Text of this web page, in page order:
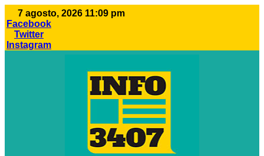
al
contenido
7 agosto, 2026 11:09 pm
Facebook
Twitter
Instagram